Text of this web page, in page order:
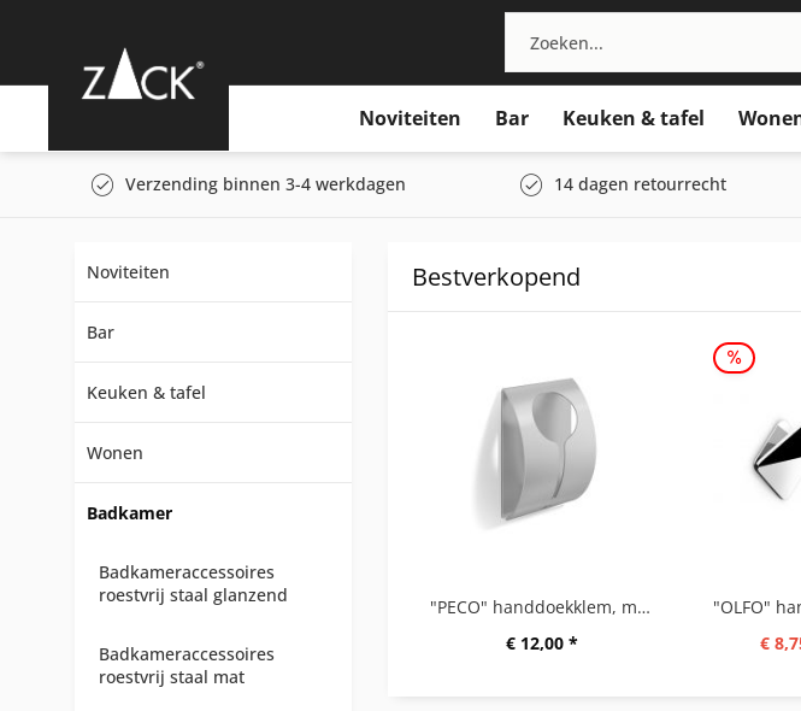
Noviteiten Bar Keuken & tafel
Verzending binnen 3-4 werkdagen 14 dagen retourrecht
Noviteiten
Bar
Keuken & tafel
Wonen
Badkamer
Badkameraccessoires
roestvrij staal glanzend
Badkameraccessoires
roestvrij staal mat
Bestverkopend
"PECO" handdoekklem, mat geborsteld
€ 12,00 *
€